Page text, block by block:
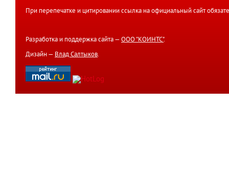
При перепечатке и цитировании ссылка на официальный сайт
Разработка и поддержка сайта — ООО "КОИНТС".
Дизайн — Влад Салтыков.